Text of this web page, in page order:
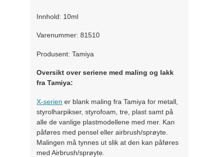
Innhold: 10ml
Varenummer: 81510
Produsent: Tamiya
Oversikt over seriene med maling og lakk
fra Tamiya:
X-serien er blank maling fra Tamiya for metall,
styrolharpikser, styrofoam, tre, plast samt på
alle de vanlige plastmodellene med mer. Kan
påføres med pensel eller airbrush/sprøyte.
Malingen må tynnes ut slik at den kan påføres
med Airbrush/sprøyte.